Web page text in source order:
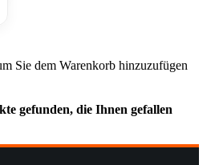
Sie dem Warenkorb hinzuzufügen
gefunden, die Ihnen gefallen